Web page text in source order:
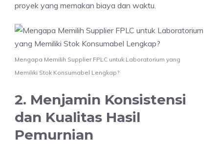
proyek yang memakan biaya dan waktu.
Mengapa Memilih Supplier FPLC untuk Laboratorium yang
Memiliki Stok Konsumabel Lengkap?
2. Menjamin Konsistensi
dan Kualitas Hasil
Pemurnian